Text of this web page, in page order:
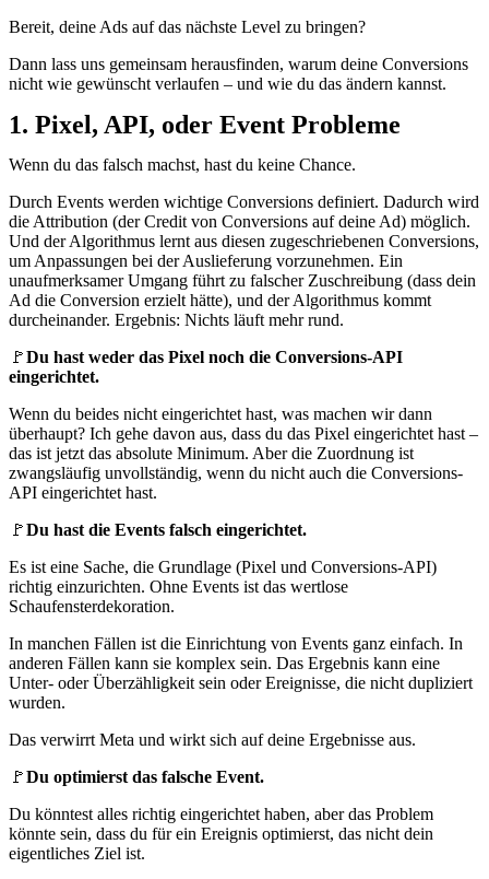
Bereit, deine Ads auf das nächste Level zu bringen?
Dann lass uns gemeinsam herausfinden, warum deine Conversions
nicht wie gewünscht verlaufen – und wie du das ändern kannst.
1. Pixel, API, oder Event Probleme
Wenn du das falsch machst, hast du keine Chance.
Durch Events werden wichtige Conversions definiert. Dadurch wird
die Attribution (der Credit von Conversions auf deine Ad) möglich.
Und der Algorithmus lernt aus diesen zugeschriebenen Conversions,
um Anpassungen bei der Auslieferung vorzunehmen. Ein
unaufmerksamer Umgang führt zu falscher Zuschreibung (dass dein
Ad die Conversion erzielt hätte), und der Algorithmus kommt
durcheinander. Ergebnis: Nichts läuft mehr rund.
🚩Du hast weder das Pixel noch die Conversions-API
eingerichtet.
Wenn du beides nicht eingerichtet hast, was machen wir dann
überhaupt? Ich gehe davon aus, dass du das Pixel eingerichtet hast –
das ist jetzt das absolute Minimum. Aber die Zuordnung ist
zwangsläufig unvollständig, wenn du nicht auch die Conversions-
API eingerichtet hast.
🚩Du hast die Events falsch eingerichtet.
Es ist eine Sache, die Grundlage (Pixel und Conversions-API)
richtig einzurichten. Ohne Events ist das wertlose
Schaufensterdekoration.
In manchen Fällen ist die Einrichtung von Events ganz einfach. In
anderen Fällen kann sie komplex sein. Das Ergebnis kann eine
Unter- oder Überzähligkeit sein oder Ereignisse, die nicht dupliziert
wurden.
Das verwirrt Meta und wirkt sich auf deine Ergebnisse aus.
🚩Du optimierst das falsche Event.
Du könntest alles richtig eingerichtet haben, aber das Problem
könnte sein, dass du für ein Ereignis optimierst, das nicht dein
eigentliches Ziel ist.